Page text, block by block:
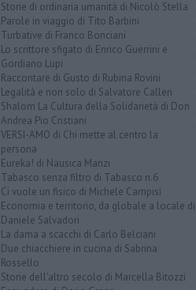
Storie di ordinaria umanità di Nicolò Stella
Parole in viaggio di Tito Barbini
Turbative di Franco Bonciani
Lo scrittore sfigato di Enrico Guerrini e
Gordiano Lupi
Raccontare di Gusto di Rubina Rovini
Legalità e non solo di Salvatore Calleri
Shalom La Cultura della Solidarietà di Don
Andrea Pio Cristiani
VERSI-AMO di Chi mette al centro la
persona
Eureka! di Nausica Manzi
Tabasco senza filtro di Tabasco n.6
Ci vuole un fisico di Michele Campisi
Economia e territorio, da globale a locale di
Daniele Salvadori
La dama a scacchi di Carlo Belciani
Due chiacchiere in cucina di Sabrina
Rossello
Storie dell'altro secolo di Marcella Bitozzi